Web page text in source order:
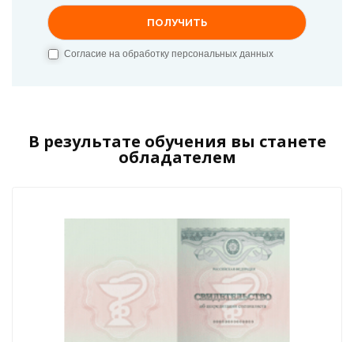
В результате обучения вы станете
обладателем